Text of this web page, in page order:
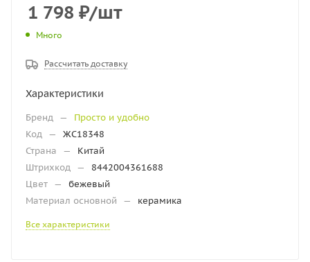
1 798 ₽/шт
Много
Рассчитать доставку
Характеристики
Бренд —
Просто и удобно
Код —
ЖС18348
Страна
—
Китай
Штрихкод —
8442004361688
Цвет —
бежевый
Материал основной
— керамика
Все характеристики